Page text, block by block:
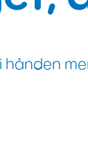
hånden